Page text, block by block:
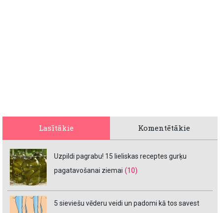
Lasītākie Komentētākie
Uzpildi pagrabu! 15 lieliskas receptes gurķu
pagatavošanai ziemai (10)
5 sieviešu vēderu veidi un padomi kā tos savest